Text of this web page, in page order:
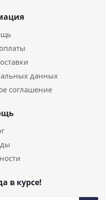
данных
соглашение
в курсе!